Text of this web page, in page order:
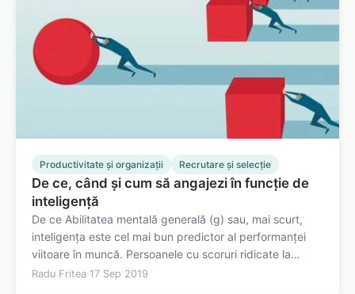
Productivitate și organizații Recrutare și selecție
De ce, când și cum să angajezi în funcție de
inteligență
De ce Abilitatea mentală generală (g) sau, mai scurt,
inteligența este cel mai bun predictor al performanței
viitoare în muncă. Persoanele cu scoruri ridicate la
testele de inteligență tind să aibă, în medie, rezultate
Radu Fritea· 17 Sep 2019